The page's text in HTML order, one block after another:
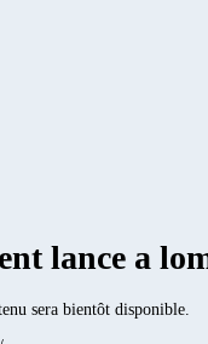
lance a
sera bientôt disponible.